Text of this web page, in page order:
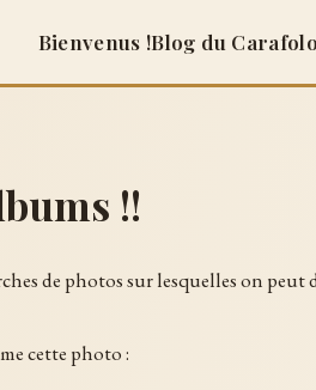
Bienvenus !Blog du
!!
de photos sur lesquelles on
cette photo :